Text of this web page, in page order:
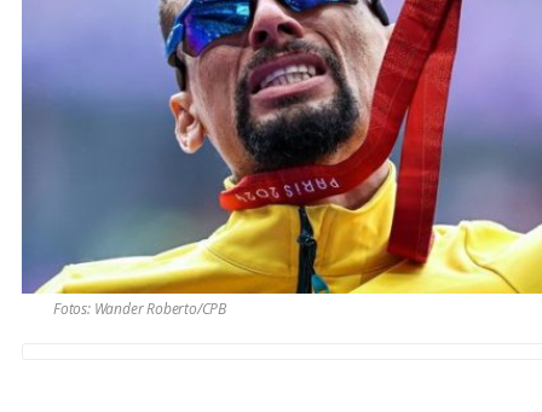
Fotos: Wander Roberto/CPB